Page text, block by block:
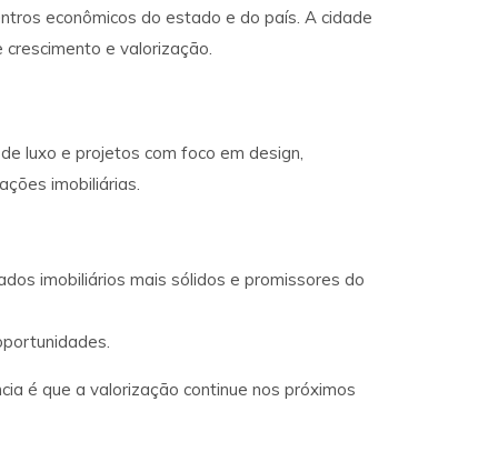
econômicos do estado e do país. A cidade
e valorização.
luxo e projetos com foco em design,
imobiliárias.
imobiliários mais sólidos e promissores do
é que a valorização continue nos próximos